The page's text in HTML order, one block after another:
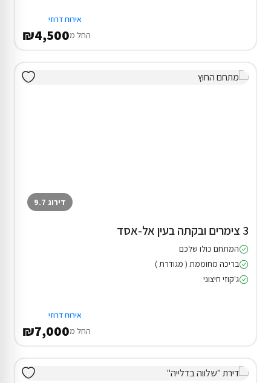
אירוח דרוזי
החל מ₪4,500
דירוג 9.7
3 צימרים ובקתה בעין אל-אסד
המתחם כולו שלכם
בריכה מחוממת ( מגודרת )
ג'קוזי חיצוני
אירוח דרוזי
החל מ₪7,000